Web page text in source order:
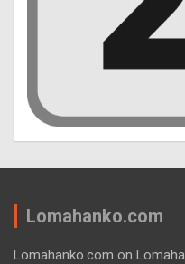
Lomahanko.com
Lomahanko.com on